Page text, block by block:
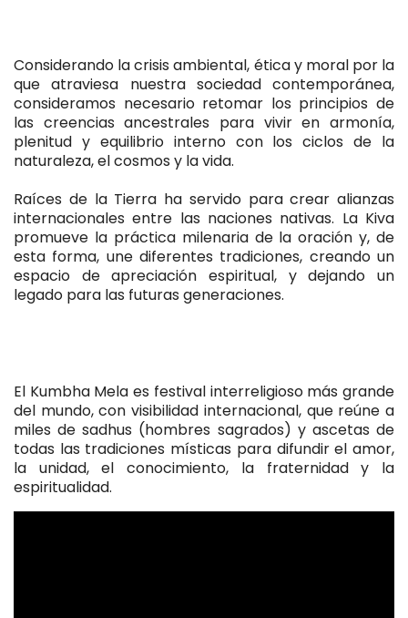
Considerando la crisis ambiental, ética y moral por la
que atraviesa nuestra sociedad contemporánea,
consideramos necesario retomar los principios de
las creencias ancestrales para vivir en armonía,
plenitud y equilibrio interno con los ciclos de la
naturaleza, el cosmos y la vida.
Raíces de la Tierra ha servido para crear alianzas
internacionales entre las naciones nativas. La Kiva
promueve la práctica milenaria de la oración y, de
esta forma, une diferentes tradiciones, creando un
espacio de apreciación espiritual, y dejando un
legado para las futuras generaciones.
El Kumbha Mela es festival interreligioso más grande
del mundo, con visibilidad internacional, que reúne a
miles de sadhus (hombres sagrados) y ascetas de
todas las tradiciones místicas para difundir el amor,
la unidad, el conocimiento, la fraternidad y la
espiritualidad.